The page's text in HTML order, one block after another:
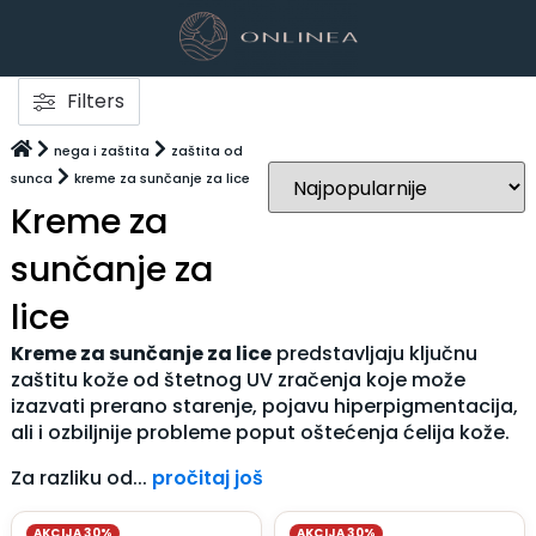
Filters
nega i zaštita
zaštita od
sunca
kreme za sunčanje za lice
Kreme za
sunčanje za
lice
Kreme za sunčanje za licepredstavljaju ključnu
zaštitu kože od štetnog UV zračenja koje može
izazvati prerano starenje, pojavu hiperpigmentacija,
ali i ozbiljnije probleme poput oštećenja ćelija kože.
Za razliku od... pročitaj još
AKCIJA 30% AKCIJA 30%